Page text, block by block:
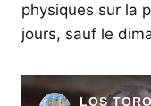
physiques sur la
jours, sauf le